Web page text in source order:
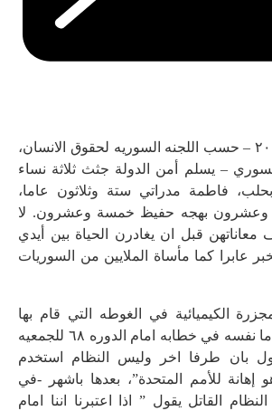
الشهر الثاني من ٢٠١٦ – حسب اللجنه السوريه لحقوق الانسان،
– يسلم أمن الدولة جثث ثلاثة نساء
فاطمة مدراتي ستة وثلاثون عاما،
وعشرون بهجه حفيظ خمسة وعشرون. لا
قبل ان يغادرن الحياة بين أيدي
عابرا كما مأساة الملايين من السوريات
الكيميائية في الغوطه التي قام بها
النظام باعتراف اوباما نفسه في خطابه امام الدوره ٦٨ للجمعيه
بان طرفا اخر وليس النظام استخدم
إهانة للأمم المتحدة”، بعدها باشهر -في
راس النظام القاتل يقول ” اذا اعتبرنا اننا امام